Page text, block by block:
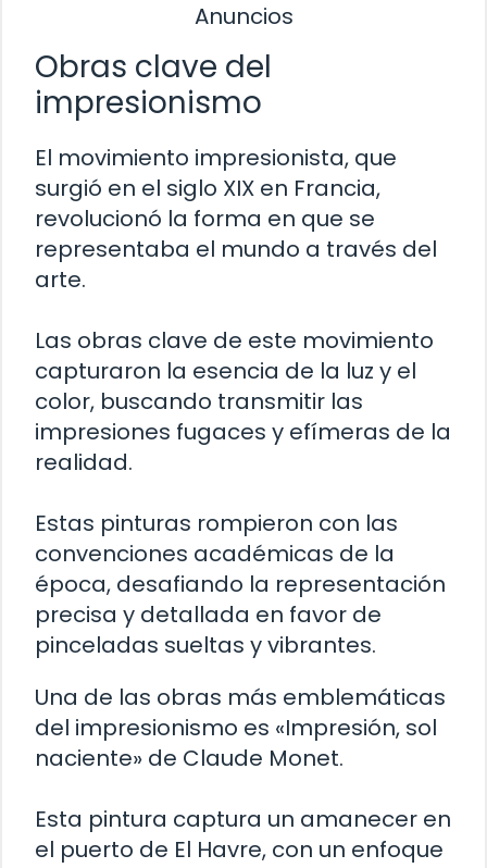
Anuncios
Obras clave del
impresionismo
El movimiento impresionista, que
surgió en el siglo XIX en Francia,
revolucionó la forma en que se
representaba el mundo a través del
arte.
Las obras clave de este movimiento
capturaron la esencia de la luz y el
color, buscando transmitir las
impresiones fugaces y efímeras de la
realidad.
Estas pinturas rompieron con las
convenciones académicas de la
época, desafiando la representación
precisa y detallada en favor de
pinceladas sueltas y vibrantes.
Una de las obras más emblemáticas
del impresionismo es «Impresión, sol
naciente» de Claude Monet.
Esta pintura captura un amanecer en
el puerto de El Havre, con un enfoque